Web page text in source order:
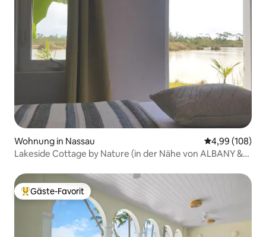
Wohnung in Nassau
4,99 (108)
Lakeside Cottage by Nature (in der Nähe von ALBANY &
Beliebter Gäste-Favorit.
Gäste-Favorit